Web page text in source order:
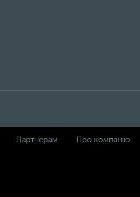
Партнерам Про компанію